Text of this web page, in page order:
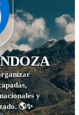
y
🌎✨